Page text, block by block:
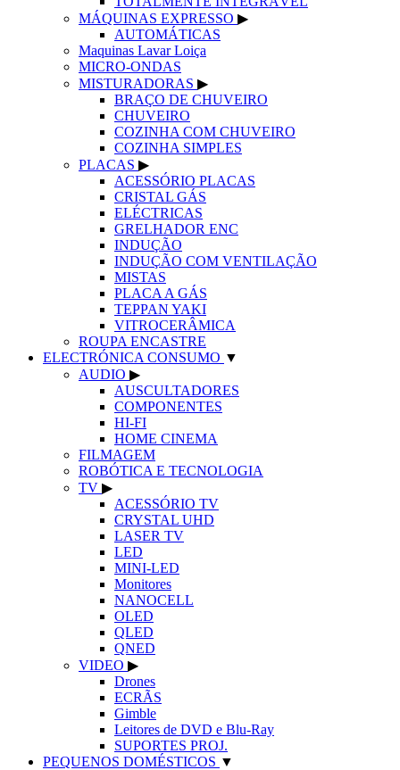
MÁQUINAS EXPRESSO ▶
AUTOMÁTICAS
Maquinas Lavar Loiça
MICRO-ONDAS
MISTURADORAS ▶
BRAÇO DE CHUVEIRO
CHUVEIRO
COZINHA COM CHUVEIRO
COZINHA SIMPLES
PLACAS ▶
ACESSÓRIO PLACAS
CRISTAL GÁS
ELÉCTRICAS
GRELHADOR ENC
INDUÇÃO
INDUÇÃO COM VENTILAÇÃO
MISTAS
PLACA A GÁS
TEPPAN YAKI
VITROCERÂMICA
ROUPA ENCASTRE
ELECTRÓNICA CONSUMO ▼
AUDIO ▶
AUSCULTADORES
COMPONENTES
HI-FI
HOME CINEMA
FILMAGEM
ROBÓTICA E TECNOLOGIA
TV ▶
ACESSÓRIO TV
CRYSTAL UHD
LASER TV
LED
MINI-LED
Monitores
NANOCELL
OLED
QLED
QNED
VIDEO ▶
Drones
ECRÃS
Gimble
Leitores de DVD e Blu-Ray
SUPORTES PROJ.
PEQUENOS DOMÉSTICOS ▼